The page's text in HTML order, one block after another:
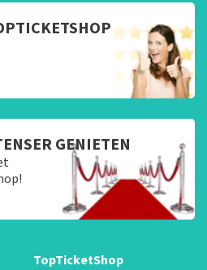
GENIETEN
TopTicketShop